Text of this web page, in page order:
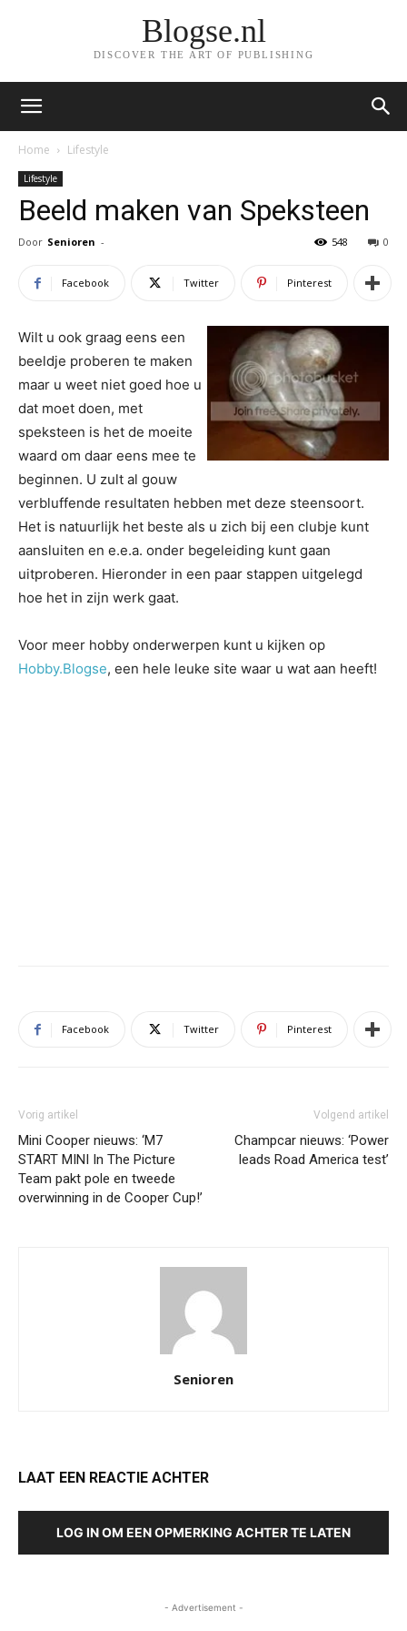
Blogse.nl
DISCOVER THE ART OF PUBLISHING
Home Lifestyle
Lifestyle
Beeld maken van Speksteen
Door Senioren - 0
548
Facebook Twitter Pinterest
Wilt u ook graag eens een
beeldje proberen te maken
maar u weet niet goed hoe u
dat moet doen, met
speksteen is het de moeite
waard om daar eens mee te
beginnen. U zult al gouw
verbluffende resultaten hebben met deze steensoort.
Het is natuurlijk het beste als u zich bij een clubje kunt
aansluiten en e.e.a. onder begeleiding kunt gaan
uitproberen. Hieronder in een paar stappen uitgelegd
hoe het in zijn werk gaat.
Voor meer hobby onderwerpen kunt u kijken op
Hobby.Blogse, een hele leuke site waar u wat aan heeft!
Facebook Twitter Pinterest
Vorig artikel
Mini Cooper nieuws: ‘M7
START MINI In The Picture
Team pakt pole en tweede
overwinning in de Cooper Cup!’
Volgend artikel
Champcar nieuws: ‘Power
leads Road America test’
Senioren
LAAT EEN REACTIE ACHTER
LOG IN OM EEN OPMERKING ACHTER TE LATEN
- Advertisement -